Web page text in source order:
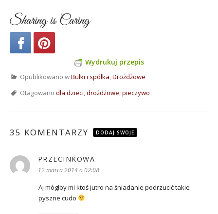
Sharing is Caring
Wydrukuj przepis
Opublikowano wBułki i spółka,Drożdżowe
Otagowano dla dzieci,drożdżowe,pieczywo
35 KOMENTARZY DODAJ SWOJE
PRZECINKOWA
12 marca 2014 o 02:08
Aj mógłby mi ktoś jutro na śniadanie podrzucić takie
pyszne cudo